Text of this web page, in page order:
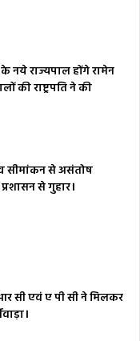
नये राज्यपाल होंगे रामेन
की राष्ट्रपति ने की
सीमांकन से असंतोष
से गुहार।
सी एवं ए पी सी ने मिलकर